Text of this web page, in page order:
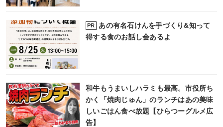
PR
あの有名石けんを手づくり&知って
得する食のお話し会あるよ
和牛もうまいしハラミも最高。市役所ち
かく「焼肉じゅん」のランチはあの美味
しいごはん食べ放題【ひらつーグルメ広
告】